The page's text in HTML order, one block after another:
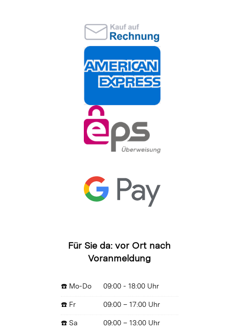
Für Sie da: vor Ort nach
Voranmeldung
☎️ Mo-Do 09:00 - 18:00 Uhr
☎️ Fr 09:00 – 17:00 Uhr
☎️ Sa 09:00 – 13:00 Uhr